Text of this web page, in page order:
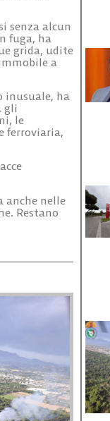
senza alcun
fuga, ha
grida, udite
a
inusuale, ha
gli
le
ferroviaria,
anche nelle
Restano